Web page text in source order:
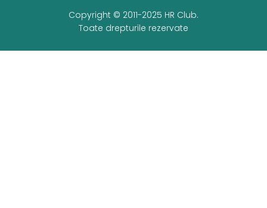
Copyright © 2011-2025 HR Club.
Toate drepturile rezervate